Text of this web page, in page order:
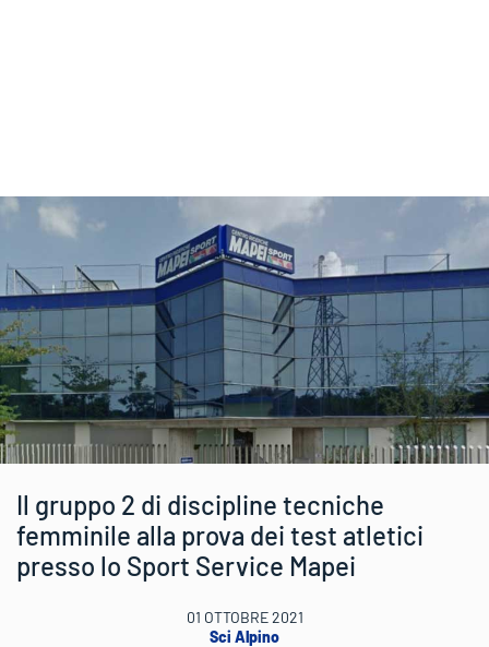
Il gruppo 2 di discipline tecniche
femminile alla prova dei test atletici
presso lo Sport Service Mapei
01 OTTOBRE 2021
Sci Alpino